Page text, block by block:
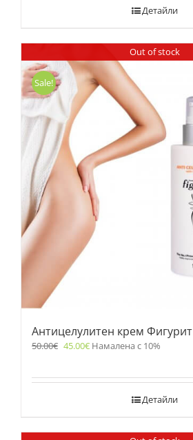
Детайли
Out of stock
Sale!
Антицелулитен крем Фигурит
50.00€ 45.00€ Намалена с 10%
Детайли